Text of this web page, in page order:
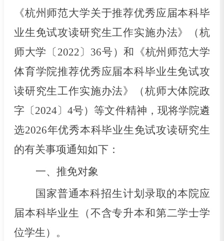
《杭州师范大学关于推荐优秀应届本科毕
业生免试攻读研究生工作实施办法》（杭
师大学〔 2022〕36号）和《杭州师范大学
体育学院推荐优秀应届本科毕业生免试攻
读研究生工作实施办法》（杭师大体院政
字〔2024〕4号）等文件精神，现将学院遴
选2026年优秀本科毕业生免试攻读研究生
的有关事项通知如下：
一、推免对象
国家普通本科招生计划录取的本院应
届本科毕业生（不含专升本和第二学士学
位学生）。